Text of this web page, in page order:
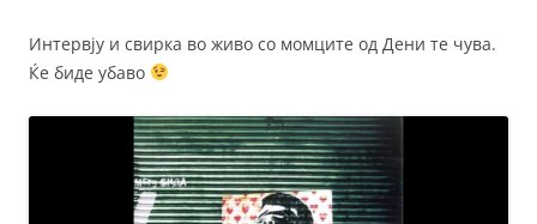
Интервју и свирка во живо со момците од Дени те чува.
Ќе биде убаво